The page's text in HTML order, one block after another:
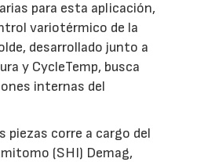
para esta aplicación,
variotérmico de la
desarrollado junto a
y CycleTemp, busca
internas del
piezas corre a cargo del
(SHI) Demag,